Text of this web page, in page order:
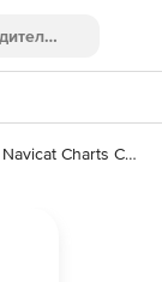
Navicat Charts Creator